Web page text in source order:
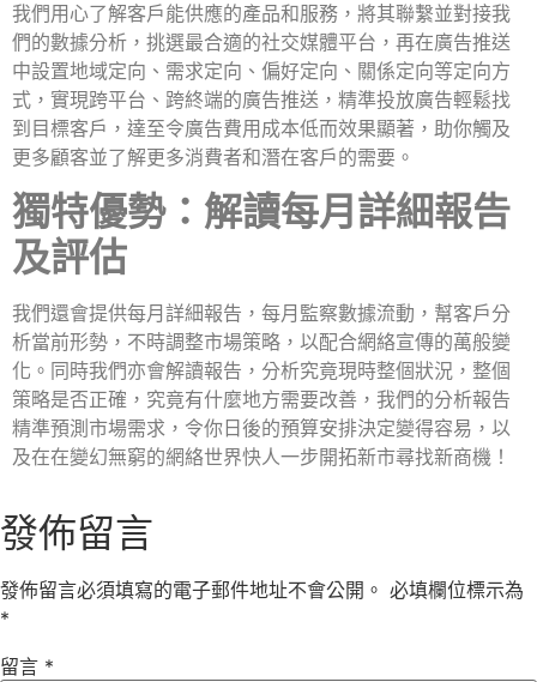
我們用心了解客戶能供應的產品和服務，將其聯繫並對接我
們的數據分析，挑選最合適的社交媒體平台，再在廣告推送
中設置地域定向、需求定向、偏好定向、關係定向等定向方
式，實現跨平台、跨終端的廣告推送，精準投放廣告輕鬆找
到目標客戶，達至令廣告費用成本低而效果顯著，助你觸及
更多顧客並了解更多消費者和潛在客戶的需要。
獨特優勢：解讀每月詳細報告
及評估
我們還會提供每月詳細報告，每月監察數據流動，幫客戶分
析當前形勢，不時調整市場策略，以配合網絡宣傳的萬般變
化。同時我們亦會解讀報告，分析究竟現時整個狀況，整個
策略是否正確，究竟有什麼地方需要改善，我們的分析報告
精準預測市場需求，令你日後的預算安排決定變得容易，以
及在在變幻無窮的網絡世界快人一步開拓新市尋找新商機！
發佈留言
發佈留言必須填寫的電子郵件地址不會公開。 必填欄位標示為
*
留言 *